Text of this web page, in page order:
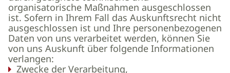
organisatorische Maßnahmen ausgeschlossen
ist. Sofern in Ihrem Fall das Auskunftsrecht nicht
ausgeschlossen ist und Ihre personenbezogenen
Daten von uns verarbeitet werden, können Sie
von uns Auskunft über folgende Informationen
verlangen:
Zwecke der Verarbeitung,